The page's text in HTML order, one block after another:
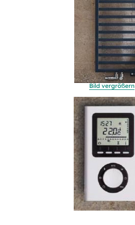
Bild vergrößern